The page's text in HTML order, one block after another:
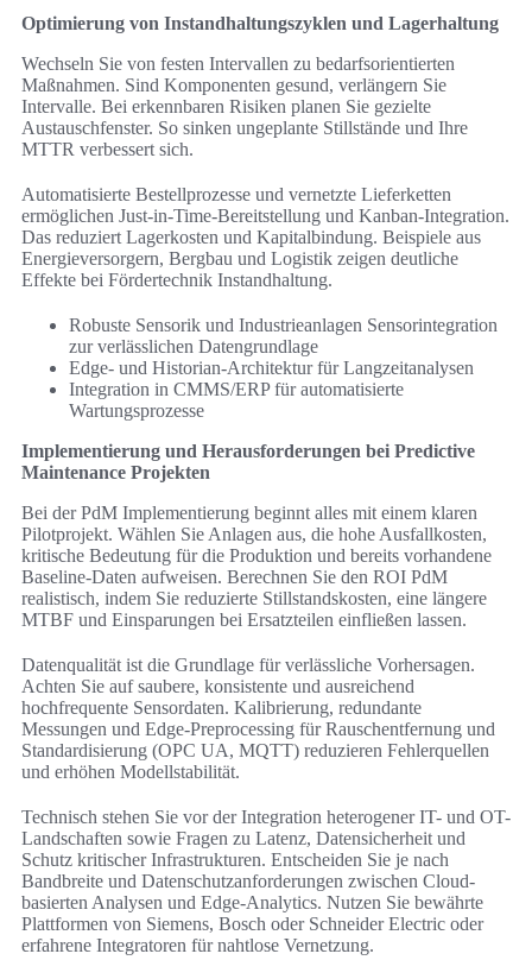
Optimierung von Instandhaltungszyklen und Lagerhaltung
Wechseln Sie von festen Intervallen zu bedarfsorientierten
Maßnahmen. Sind Komponenten gesund, verlängern Sie
Intervalle. Bei erkennbaren Risiken planen Sie gezielte
Austauschfenster. So sinken ungeplante Stillstände und Ihre
MTTR verbessert sich.
Automatisierte Bestellprozesse und vernetzte Lieferketten
ermöglichen Just-in-Time-Bereitstellung und Kanban-Integration.
Das reduziert Lagerkosten und Kapitalbindung. Beispiele aus
Energieversorgern, Bergbau und Logistik zeigen deutliche
Effekte bei Fördertechnik Instandhaltung.
Robuste Sensorik und Industrieanlagen Sensorintegration
zur verlässlichen Datengrundlage
Edge- und Historian-Architektur für Langzeitanalysen
Integration in CMMS/ERP für automatisierte
Wartungsprozesse
Implementierung und Herausforderungen bei Predictive
Maintenance Projekten
Bei der PdM Implementierung beginnt alles mit einem klaren
Pilotprojekt. Wählen Sie Anlagen aus, die hohe Ausfallkosten,
kritische Bedeutung für die Produktion und bereits vorhandene
Baseline-Daten aufweisen. Berechnen Sie den ROI PdM
realistisch, indem Sie reduzierte Stillstandskosten, eine längere
MTBF und Einsparungen bei Ersatzteilen einfließen lassen.
Datenqualität ist die Grundlage für verlässliche Vorhersagen.
Achten Sie auf saubere, konsistente und ausreichend
hochfrequente Sensordaten. Kalibrierung, redundante
Messungen und Edge-Preprocessing für Rauschentfernung und
Standardisierung (OPC UA, MQTT) reduzieren Fehlerquellen
und erhöhen Modellstabilität.
Technisch stehen Sie vor der Integration heterogener IT- und OT-
Landschaften sowie Fragen zu Latenz, Datensicherheit und
Schutz kritischer Infrastrukturen. Entscheiden Sie je nach
Bandbreite und Datenschutzanforderungen zwischen Cloud-
basierten Analysen und Edge-Analytics. Nutzen Sie bewährte
Plattformen von Siemens, Bosch oder Schneider Electric oder
erfahrene Integratoren für nahtlose Vernetzung.